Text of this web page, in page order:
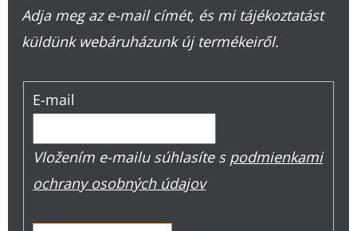
Adja meg az e-mail címét, és mi tájékoztatást
küldünk webáruházunk új termékeiről.
E-mail
Vložením e-mailu súhlasíte s podmienkami
ochrany osobných údajov